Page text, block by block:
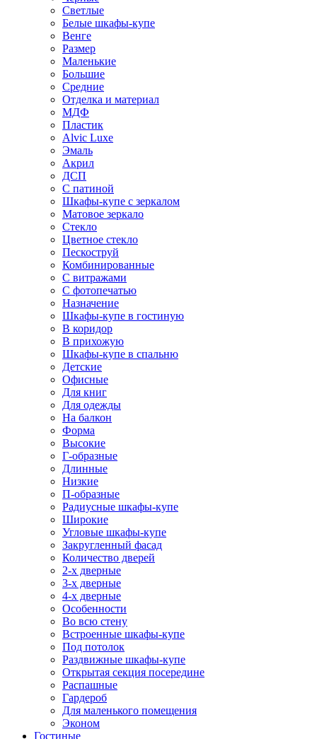
Светлые
Белые шкафы-купе
Венге
Размер
Маленькие
Большие
Средние
Отделка и материал
МДФ
Пластик
Alvic Luxe
Эмаль
Акрил
ДСП
С патиной
Шкафы-купе с зеркалом
Матовое зеркало
Стекло
Цветное стекло
Пескоструй
Комбинированные
С витражами
С фотопечатью
Назначение
Шкафы-купе в гостиную
В коридор
В прихожую
Шкафы-купе в спальню
Детские
Офисные
Для книг
Для одежды
На балкон
Форма
Высокие
Г-образные
Длинные
Низкие
П-образные
Радиусные шкафы-купе
Широкие
Угловые шкафы-купе
Закругленный фасад
Количество дверей
2-х дверные
3-х дверные
4-х дверные
Особенности
Во всю стену
Встроенные шкафы-купе
Под потолок
Раздвижные шкафы-купе
Открытая секция посередине
Распашные
Гардероб
Для маленького помещения
Эконом
Гостиные